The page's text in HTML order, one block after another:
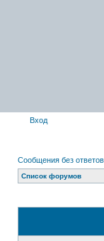
Вход
Сообщения без ответов
Список форумов